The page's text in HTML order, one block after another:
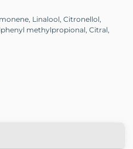
Linalool, Citronellol,
methylpropional, Citral,